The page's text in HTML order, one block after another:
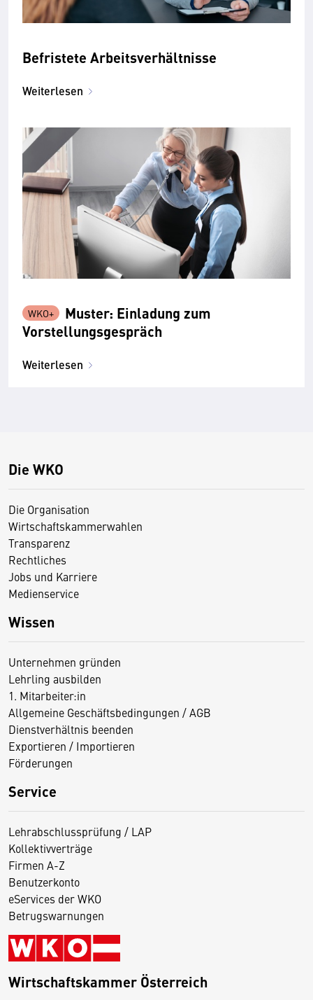
Befristete Arbeitsverhältnisse
Weiterlesen
Muster: Einladung zum
Vorstellungsgespräch
Weiterlesen
Die WKO
Die Organisation
Wirtschaftskammerwahlen
Transparenz
Rechtliches
Jobs und Karriere
Medienservice
Wissen
Unternehmen gründen
Lehrling ausbilden
1. Mitarbeiter:in
Allgemeine Geschäftsbedingungen / AGB
Dienstverhältnis beenden
Exportieren / Importieren
Förderungen
Service
Lehrabschlussprüfung / LAP
Kollektivverträge
Firmen A-Z
Benutzerkonto
eServices der WKO
Betrugswarnungen
Wirtschaftskammer Österreich